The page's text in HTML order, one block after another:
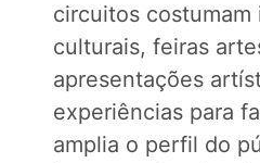
circuitos
culturais, feiras
apresentações
experiências para
amplia o perfil do